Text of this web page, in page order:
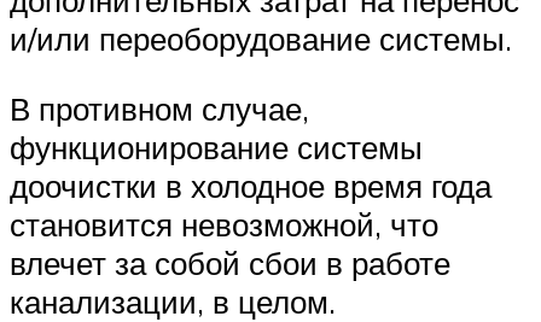
и/или переоборудование системы.
В противном случае,
функционирование системы
доочистки в холодное время года
становится невозможной, что
влечет за собой сбои в работе
канализации, в целом.